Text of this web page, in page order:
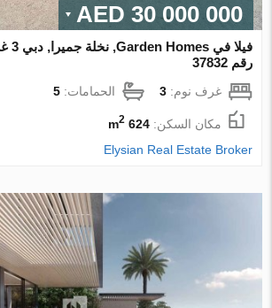
30 000 000 AED
رقم 37832
غرف نوم:3 الحمامات:5
مكان السكن:624 m
2
Elysian Real Estate Broker